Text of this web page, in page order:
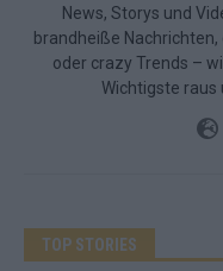
News, Storys und
brandheiße
oder crazy Trends –
Wichtigste raus
TOP STORIES